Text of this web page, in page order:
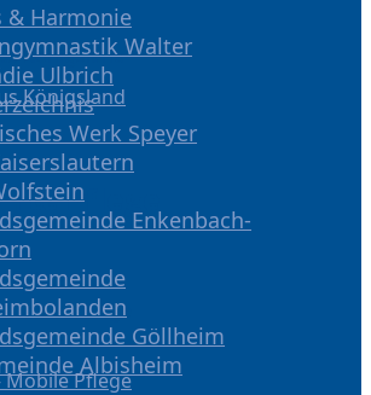
Königsland
Königsland
Pflege
/
Mobile Pflege
Mobile Pflege
& Harmonie
Walter
Ulbrich
Werk Speyer
Enkenbach-
Göllheim
Albisheim